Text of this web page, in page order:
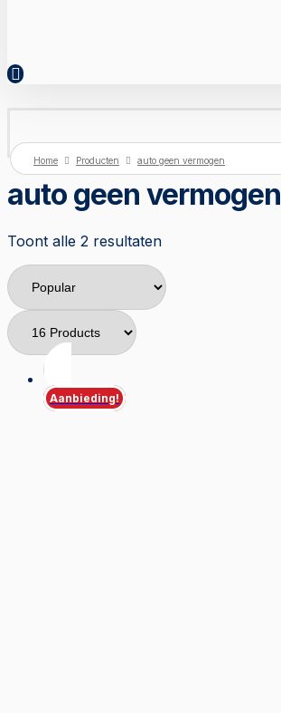
Home Producten auto geen vermogen
auto geen vermogen
Toont alle 2 resultaten
Aanbieding!